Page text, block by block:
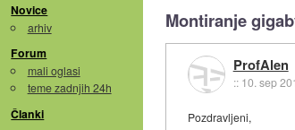
Novice
arhiv
Forum
mali oglasi
teme zadnjih 24h
Članki
Montiranje
ProfAlen
:: 10. sep
Pozdravljeni,